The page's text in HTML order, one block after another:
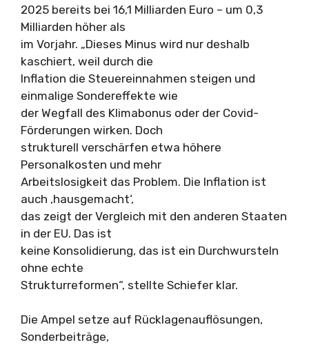
2025 bereits bei 16,1 Milliarden Euro – um 0,3
Milliarden höher als
im Vorjahr. „Dieses Minus wird nur deshalb
kaschiert, weil durch die
Inflation die Steuereinnahmen steigen und
einmalige Sondereffekte wie
der Wegfall des Klimabonus oder der Covid-
Förderungen wirken. Doch
strukturell verschärfen etwa höhere
Personalkosten und mehr
Arbeitslosigkeit das Problem. Die Inflation ist
auch ‚hausgemacht‘,
das zeigt der Vergleich mit den anderen Staaten
in der EU. Das ist
keine Konsolidierung, das ist ein Durchwursteln
ohne echte
Strukturreformen“, stellte Schiefer klar.
Die Ampel setze auf Rücklagenauflösungen,
Sonderbeiträge,